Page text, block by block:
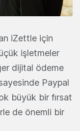
iZettle için
işletmeler
dijital ödeme
Paypal
büyük bir fırsat
de önemli bir